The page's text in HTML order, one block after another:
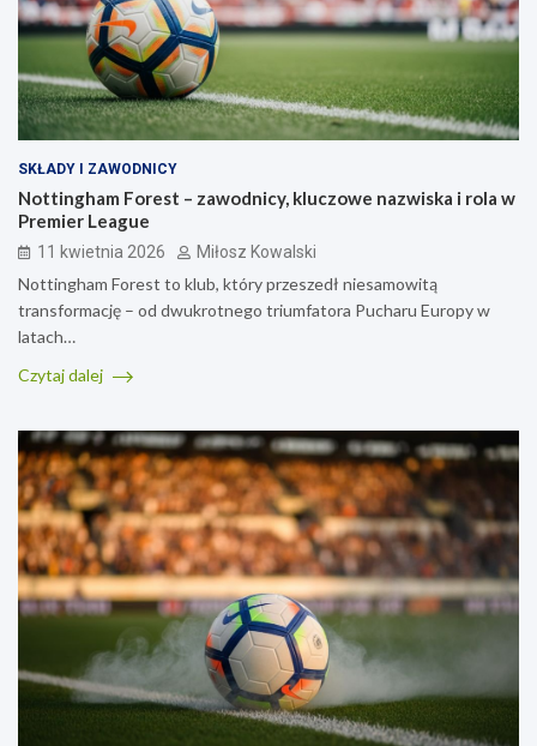
SKŁADY I ZAWODNICY
Nottingham Forest – zawodnicy, kluczowe nazwiska i rola w
Premier League
11 kwietnia 2026 Miłosz Kowalski
Nottingham Forest to klub, który przeszedł niesamowitą
transformację – od dwukrotnego triumfatora Pucharu Europy w
latach…
Czytaj dalej